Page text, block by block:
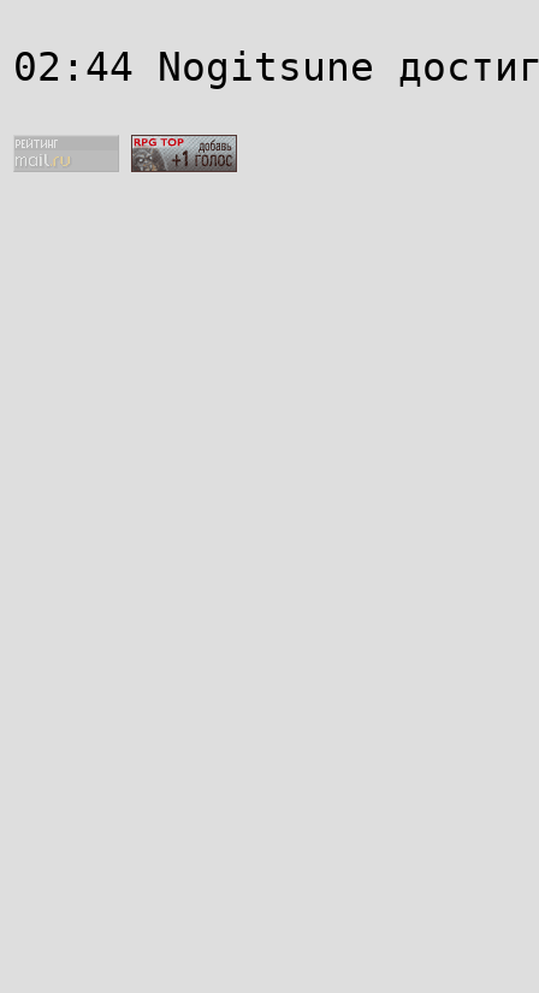
02:44 Nogitsune